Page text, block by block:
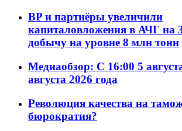
BP и партнёры увеличили
капиталовложения в АЧГ на
добычу на уровне 8 млн тонн
Медиаобзор: С 16:00 5
августа 2026 года
Революция качества на
бюрократия?